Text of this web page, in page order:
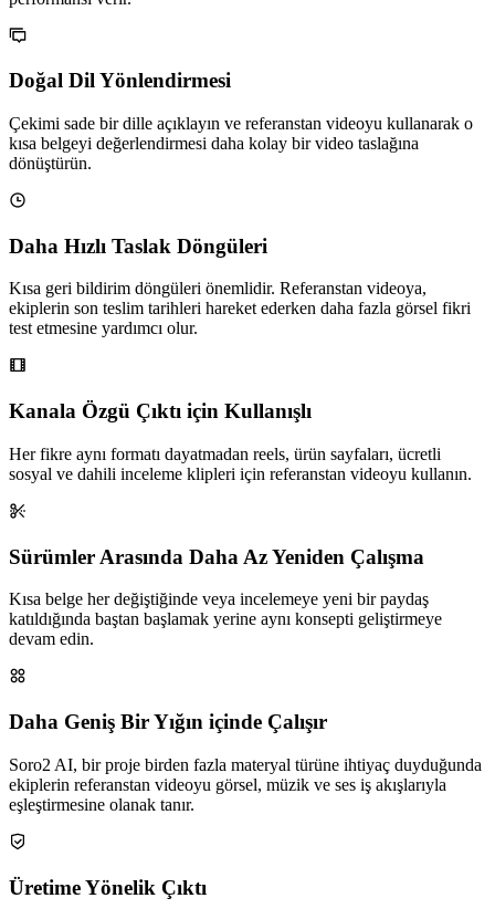
Doğal Dil Yönlendirmesi
Çekimi sade bir dille açıklayın ve referanstan videoyu kullanarak o
kısa belgeyi değerlendirmesi daha kolay bir video taslağına
dönüştürün.
Daha Hızlı Taslak Döngüleri
Kısa geri bildirim döngüleri önemlidir. Referanstan videoya,
ekiplerin son teslim tarihleri hareket ederken daha fazla görsel fikri
test etmesine yardımcı olur.
Kanala Özgü Çıktı için Kullanışlı
Her fikre aynı formatı dayatmadan reels, ürün sayfaları, ücretli
sosyal ve dahili inceleme klipleri için referanstan videoyu kullanın.
Sürümler Arasında Daha Az Yeniden Çalışma
Kısa belge her değiştiğinde veya incelemeye yeni bir paydaş
katıldığında baştan başlamak yerine aynı konsepti geliştirmeye
devam edin.
Daha Geniş Bir Yığın içinde Çalışır
Soro2 AI, bir proje birden fazla materyal türüne ihtiyaç duyduğunda
ekiplerin referanstan videoyu görsel, müzik ve ses iş akışlarıyla
eşleştirmesine olanak tanır.
Üretime Yönelik Çıktı